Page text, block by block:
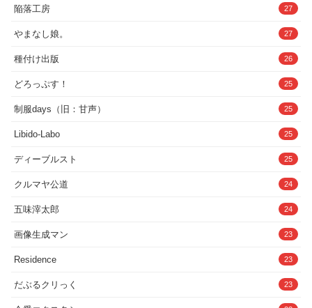
陥落工房 27
やまなし娘。 27
種付け出版 26
どろっぷす！ 25
制服days（旧：甘声） 25
Libido-Labo 25
ディーブルスト 25
クルマヤ公道 24
五味滓太郎 24
画像生成マン 23
Residence 23
だぶるクリっく 23